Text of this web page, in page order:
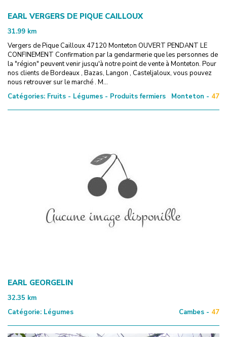
EARL VERGERS DE PIQUE CAILLOUX
31.99 km
Vergers de Pique Cailloux 47120 Monteton OUVERT PENDANT LE
CONFINEMENT Confirmation par la gendarmerie que les personnes de
la "région" peuvent venir jusqu'à notre point de vente à Monteton. Pour
nos clients de Bordeaux , Bazas, Langon , Casteljaloux, vous pouvez
nous retrouver sur le marché . M...
Catégories: Fruits - Légumes - Produits fermiers Monteton - 47
EARL GEORGELIN
32.35 km
Catégorie: Légumes Cambes - 47